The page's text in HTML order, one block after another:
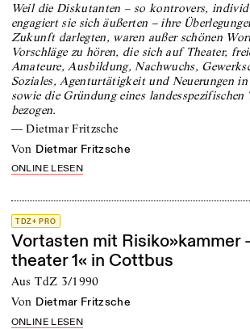
Weil die Diskutanten – so kontrovers,
engagiert sie sich äußerten – ihre
Zukunft darlegten, waren außer schönen
Vorschläge zu hören, die sich auf Theater,
Amateure, Ausbildung, Nachwuchs,
Soziales, Agenturtätigkeit und Neuerungen
sowie die Gründung eines landesspezifischen
bezogen.
—Dietmar Fritzsche
von Dietmar Fritzsche
ONLINE LESEN
TDZ+ PRO
Vortasten mit Risiko»kammer
theater 1« in Cottbus
Aus TdZ 3/1990
von Dietmar Fritzsche
ONLINE LESEN